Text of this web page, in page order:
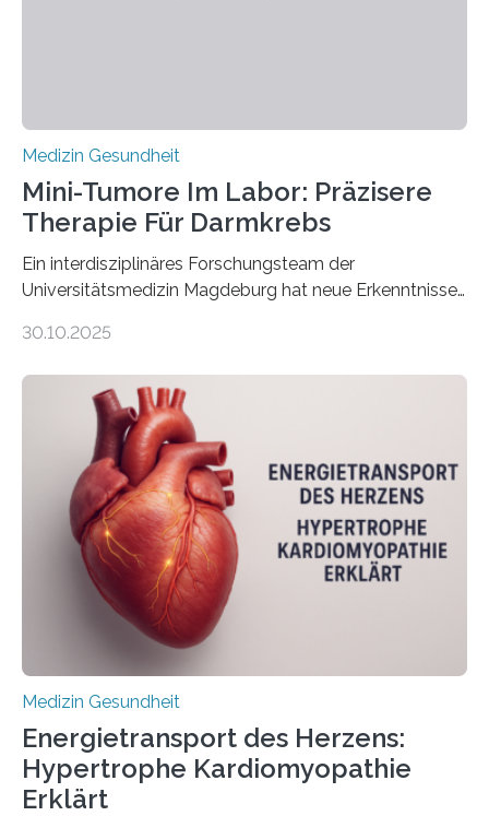
Medizin Gesundheit
Mini-Tumore Im Labor: Präzisere
Therapie Für Darmkrebs
Ein interdisziplinäres Forschungsteam der
Universitätsmedizin Magdeburg hat neue Erkenntnisse
behandelt werden kann. In ihrer aktuellen Studie,
Oncology, zeigen die Forschenden, dass Mini-Tumore
aus Gewebe von Patientinnen und Patienten –
sogenannte Organoide – genutzt werden können, um
vorab zu prüfen, welche Medikamente am besten
wirken. Dabei wurde ein Eiweiß identifiziert, das künftig
als Biomarker für die Wahl der passenden Therapie
dienen könnte. Darmkrebs zählt weltweit zu den
häufigsten Krebsarten und stellt…
30.10.2025
Medizin Gesundheit
Energietransport des Herzens:
Hypertrophe Kardiomyopathie
Erklärt